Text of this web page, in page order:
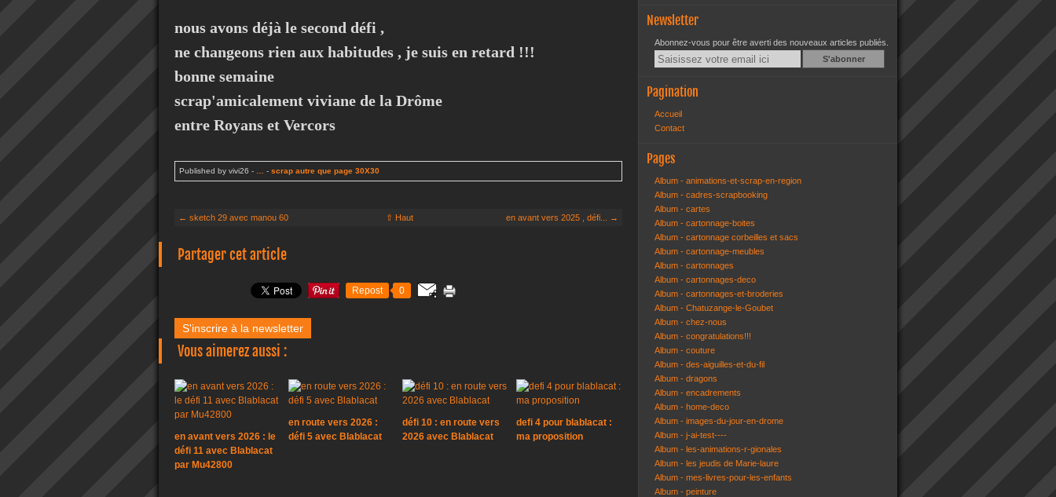
nous avons déjà le second défi ,
ne changeons rien aux habitudes , je suis en retard !!!
bonne semaine
scrap'amicalement viviane de la Drôme
entre Royans et Vercors
Published by vivi26 - - scrap autre que page 30X30
← sketch 29 avec manou 60 ⇧ Haut en avant vers 2025 , défi... →
Partager cet article
Repost 0
S'inscrire à la newsletter
Vous aimerez aussi :
en avant vers 2026 : le
défi 11 avec Blablacat
par Mu42800
en route vers 2026 :
défi 5 avec Blablacat
défi 10 : en route vers
2026 avec Blablacat
defi 4 pour blablacat :
ma proposition
Newsletter
Abonnez-vous pour être averti des nouveaux articles publiés.
Email
Pagination
Accueil
Contact
Pages
Album - animations-et-scrap-en-region
Album - cadres-scrapbooking
Album - cartes
Album - cartonnage-boites
Album - cartonnage corbeilles et sacs
Album - cartonnage-meubles
Album - cartonnages
Album - cartonnages-deco
Album - cartonnages-et-broderies
Album - Chatuzange-le-Goubet
Album - chez-nous
Album - congratulations!!!
Album - couture
Album - des-aiguilles-et-du-fil
Album - dragons
Album - encadrements
Album - home-deco
Album - images-du-jour-en-drome
Album - j-ai-test----
Album - les-animations-r-gionales
Album - les jeudis de Marie-laure
Album - mes-livres-pour-les-enfants
Album - peinture